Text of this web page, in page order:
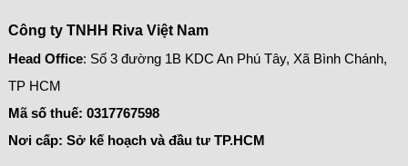
Công ty TNHH Riva Việt Nam
Head Office: Số 3 đường 1B KDC An Phú Tây, Xã Bình Chánh,
TP HCM
Mã số thuế: 0317767598
Nơi cấp: Sở kế hoạch và đầu tư TP.HCM